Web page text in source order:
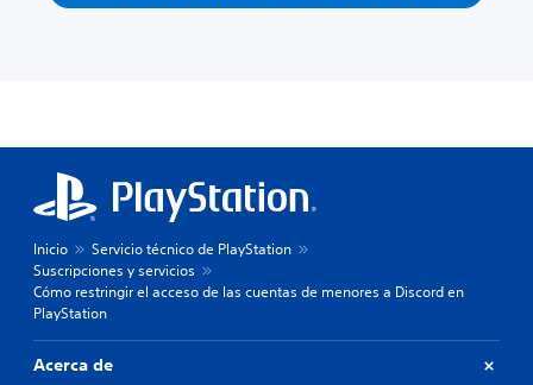
Inicio
Servicio técnico de PlayStation
Suscripciones y servicios
Cómo restringir el acceso de las cuentas de menores a Discord en
PlayStation
Acerca de